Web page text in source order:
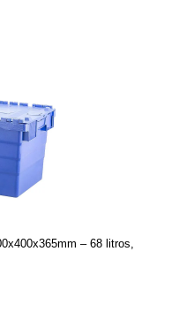
– 68 litros,